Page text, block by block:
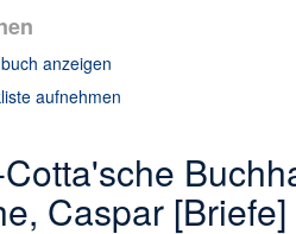
anzeigen
aufnehmen
Caspar [Briefe]